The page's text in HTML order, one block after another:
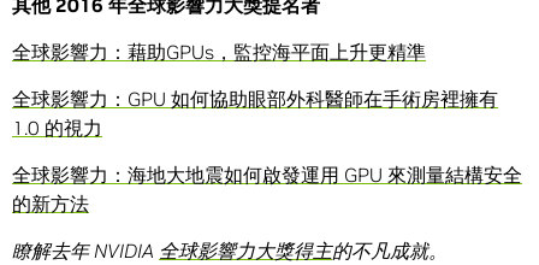
其他 2016 年全球影響力大獎提名者
全球影響力：藉助GPUs，監控海平面上升更精準
全球影響力：GPU 如何協助眼部外科醫師在手術房裡擁有
1.0 的視力
全球影響力：海地大地震如何啟發運用 GPU 來測量結構安全
的新方法
瞭解去年 NVIDIA 全球影響力大獎得主的不凡成就。